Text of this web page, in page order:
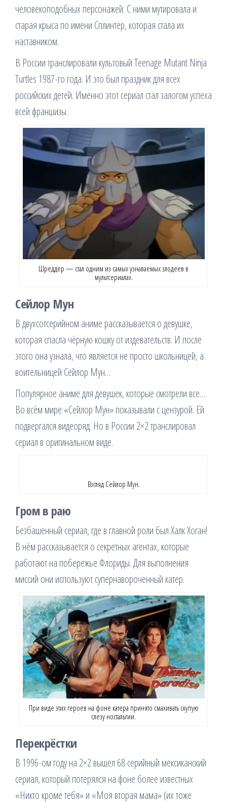
человекоподобных персонажей. С ними мутировала и
старая крыса по имени Сплинтер, которая стала их
наставником.
В России транслировали культовый Teenage Mutant Ninja
Turtles 1987-го года. И это был праздник для всех
российских детей. Именно этот сериал стал залогом успеха
всей франшизы.
Шреддер — стал одним из самых узнаваемых злодеев в
мультсериалах.
Сейлор Мун
В двухсотсерийном аниме рассказывается о девушке,
которая спасла чёрную кошку от издевательств. И после
этого она узнала, что является не просто школьницей, а
воительницей Сейлор Мун…
Популярное аниме для девушек, которые смотрели все…
Во всём мире «Сейлор Мун» показывали с цензурой. Ей
подвергался видеоряд. Но в России 2×2 транслировал
сериал в оригинальном виде.
Взгляд Сейлор Мун.
Гром в раю
Безбашенный сериал, где в главной роли был Халк Хоган!
В нём рассказывается о секретных агентах, которые
работают на побережье Флориды. Для выполнения
миссий они используют супернавороченный катер.
При виде этих героев на фоне катера принято смахивать скупую
слезу ностальгии.
Перекрёстки
В 1996-ом году на 2×2 вышел 68 серийный мексиканский
сериал, который потерялся на фоне более известных
«Никто кроме тебя» и «Моя вторая мама» (их тоже